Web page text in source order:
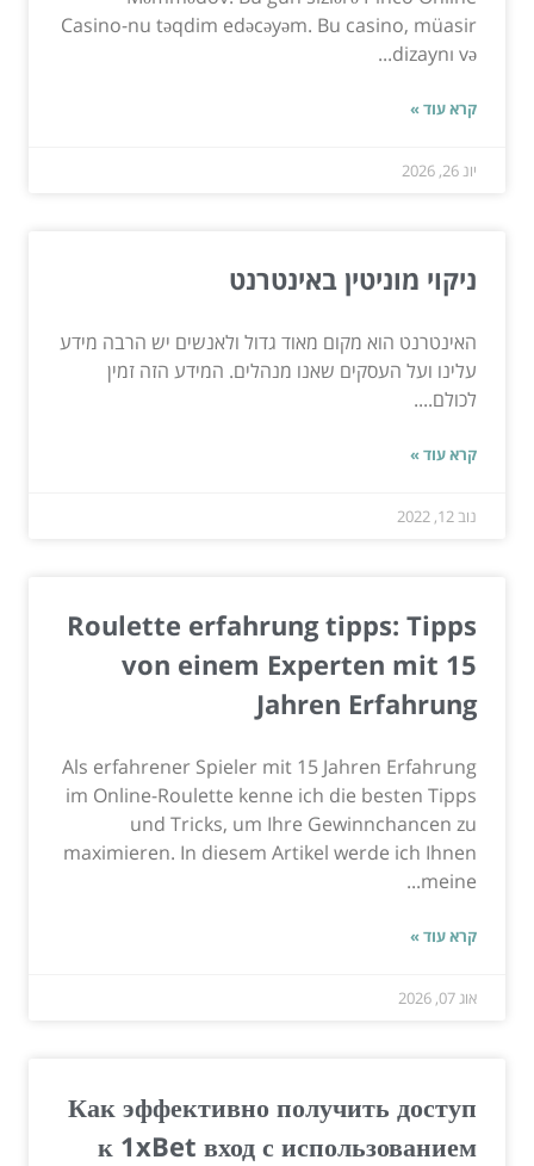
Casino-nu təqdim edəcəyəm. Bu casino, müasir
dizaynı və...
קרא עוד »
יונ 26, 2026
ניקוי מוניטין באינטרנט
האינטרנט הוא מקום מאוד גדול ולאנשים יש הרבה מידע
עלינו ועל העסקים שאנו מנהלים. המידע הזה זמין
לכולם....
קרא עוד »
נוב 12, 2022
Roulette erfahrung tipps: Tipps
von einem Experten mit 15
Jahren Erfahrung
Als erfahrener Spieler mit 15 Jahren Erfahrung
im Online-Roulette kenne ich die besten Tipps
und Tricks, um Ihre Gewinnchancen zu
maximieren. In diesem Artikel werde ich Ihnen
meine...
קרא עוד »
אוג 07, 2026
Как эффективно получить доступ
к 1xBet вход с использованием